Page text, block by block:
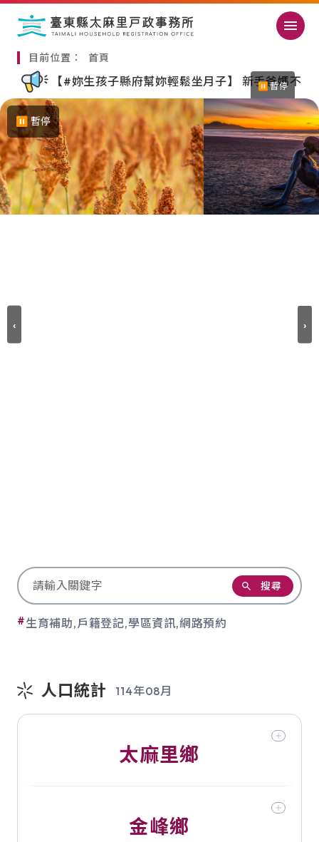
主要內容開始
目前位置： 首頁
⏸ 暫停
用怕，我們陪你一起，從容迎接每一個育兒時刻！
【#妳生孩子縣府幫妳輕鬆坐月子】 新手爸媽不
關鍵字搜尋
搜尋
#生育補助,戶籍登記,學區資訊,網路預約
⏸ 暫停
‹ ›
人口統計 114年08月
太麻里鄉
金峰鄉